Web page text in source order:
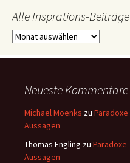
Alle Insprations-Beiträge
Alle
Beiträge
Neueste Kommentare
Michael Moenks zu Paradoxe
Aussagen
Thomas Engling zu Paradoxe
Aussagen